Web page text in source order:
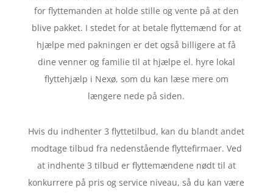
for flyttemanden at holde stille og vente på at den
blive pakket. I stedet for at betale flyttemænd for at
hjælpe med pakningen er det også billigere at få
dine venner og familie til at hjælpe el. hyre lokal
flyttehjælp i Nexø, som du kan læse mere om
længere nede på siden.
Hvis du indhenter 3 flyttetilbud, kan du blandt andet
modtage tilbud fra nedenstående flyttefirmaer. Ved
at indhente 3 tilbud er flyttemændene nødt til at
konkurrere på pris og service niveau, så du kan være